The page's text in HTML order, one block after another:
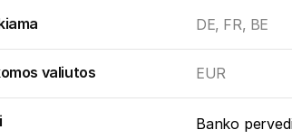
DE, FR, BE
valiutos EUR
Banko